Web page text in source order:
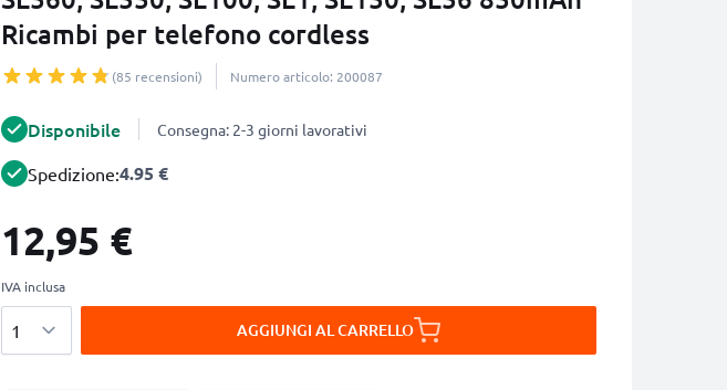
Ricambi per telefono cordless
(85 recensioni) Numero articolo: 200087
Disponibile Consegna: 2-3 giorni lavorativi
Spedizione:4.95 €
12,95 €
IVA inclusa
AGGIUNGI AL CARRELLO